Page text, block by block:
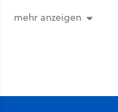
mehr anzeigen